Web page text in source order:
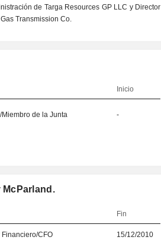
de Targa Resources GP LLC y Director
Transmission Co.
Inicio
Miembro de la Junta -
Fin
Financiero/CFO 15/12/2010